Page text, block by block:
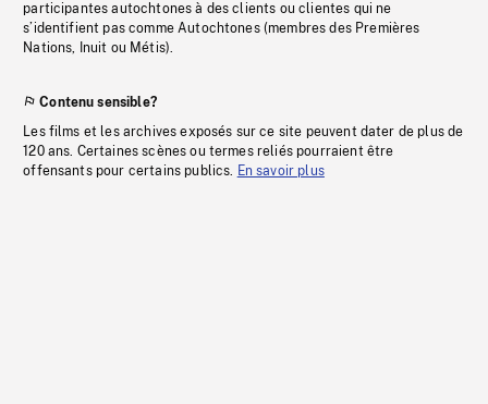
participantes autochtones à des clients ou clientes qui ne
s’identifient pas comme Autochtones (membres des Premières
Nations, Inuit ou Métis).
Contenu sensible?
Les films et les archives exposés sur ce site peuvent dater de plus de
120 ans. Certaines scènes ou termes reliés pourraient être
offensants pour certains publics. En savoir plus